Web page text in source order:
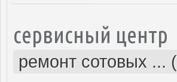
сервисный центр
ремонт сотовых ...